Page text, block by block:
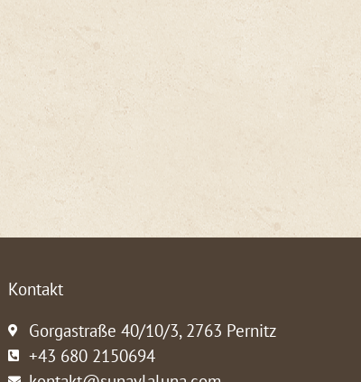
Kontakt
Gorgastraße 40/10/3, 2763 Pernitz
+43 680 2150694